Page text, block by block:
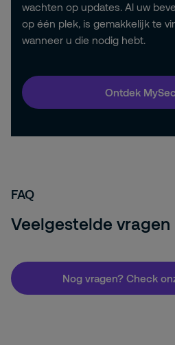
wachten op updates. Al uw
op één plek, is gemakkelijk te
wanneer u die nodig hebt.
Ontdek
FAQ
Veelgestelde vragen
Nog vragen? Check